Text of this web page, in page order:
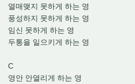
열매맺지 못하게 하는 영
풍성하지 못하게 하는 영
임신 못하게 하는 영
두통을 일으키게 하는 영
C
영안 안열리게 하는 영